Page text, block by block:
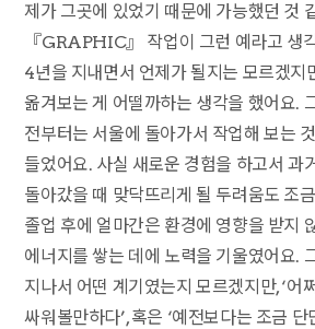
제가 그곳에 있었기 때문에 가능했던 것
『GRAPHIC』 작업이 그런 예라고 생
4년을 지내면서 언제가 될지는 모르겠지
옮겨보는 게 어떨까하는 생각을 했어요.
전부터는 서울에 돌아가서 작업해 보는
들었어요. 사실 새로운 경험을 하고서 과
돌아갔을 때 맞닥뜨리게 될 두려움도 조
졸업 후에 얼마간은 환경에 영향을 받지
에너지를 쌓는 데에 노력을 기울였어요.
지나서 어떤 계기였는지 모르겠지만, ‘어
싸워볼만하다’, 혹은 ‘예전보다는 조금 단